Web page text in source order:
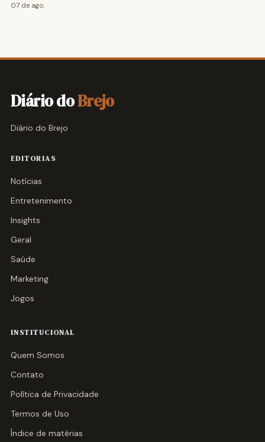
07 de ago.
Diário doBrejo
Diário do Brejo
EDITORIAS
Notícias
Entretenimento
Insights
Geral
Saúde
Marketing
Jogos
INSTITUCIONAL
Quem Somos
Contato
Política de Privacidade
Termos de Uso
Índice de matérias